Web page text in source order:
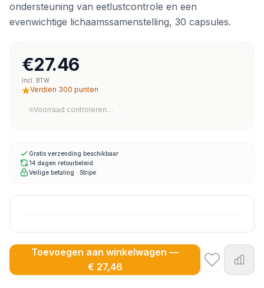
ondersteuning van eetlustcontrole en een
evenwichtige lichaamssamenstelling, 30 capsules.
€27.46
Incl. BTW
Verdien 300 punten
Voorraad controleren…
Gratis verzending beschikbaar
14 dagen retourbeleid
Veilige betaling · Stripe
Toevoegen aan winkelwagen —
€ 27,46